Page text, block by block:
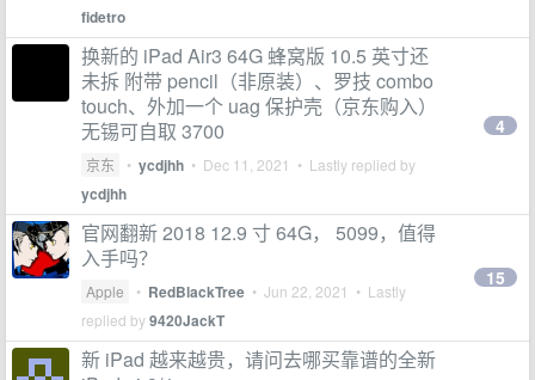
fidetro
换新的 iPad Air3 64G 蜂窝版 10.5 英寸还
未拆 附带 pencil（非原装）、罗技 combo
touch、外加一个 uag 保护壳（京东购入）
无锡可自取 3700
京东 • ycdjhh • Dec 11, 2021 • Lastly replied by
ycdjhh
4
官网翻新 2018 12.9 寸 64G， 5099，值得
入手吗？
Apple • RedBlackTree • Jun 22, 2021 • Lastly
replied by9420JackT
15
新 iPad 越来越贵，请问去哪买靠谱的全新